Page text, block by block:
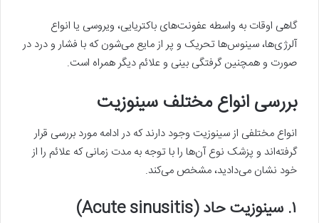
گاهی اوقات به واسطه‌ عفونت‌های باکتریایی، ویروسی یا انواع
آلرژی‌ها، سینوس‌ها تحریک و پر از مایع می‌شون که با فشار و درد در
صورت و همچنین گرفتگی بینی و علائم دیگر همراه است.
بررسی انواع مختلف سینوزیت
انواع مختلفی از سینوزیت وجود دارند که در ادامه مورد بررسی قرار
گرفته‌اند و پزشک نوع آن‌ها را با توجه به مدت زمانی که علائم را از
خود نشان می‌دادید، مشخص می‌کند.
۱. سینوزیت حاد (Acute sinusitis)